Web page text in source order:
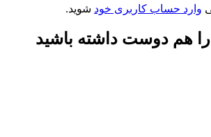
وارد حساب کاربری خود شوید.
هم دوست داشته باشید